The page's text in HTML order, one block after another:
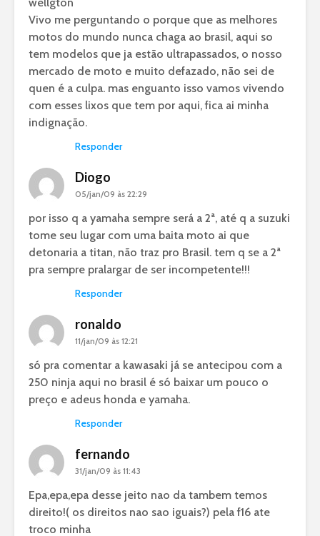
Vivo me perguntando o porque que as melhores
motos do mundo nunca chaga ao brasil, aqui so
tem modelos que ja estão ultrapassados, o nosso
mercado de moto e muito defazado, não sei de
quen é a culpa. mas enguanto isso vamos vivendo
com esses lixos que tem por aqui, fica ai minha
indignação.
Responder
Diogo
05/jan/09 às 22:29
por isso q a yamaha sempre será a 2ª, até q a suzuki
tome seu lugar com uma baita moto ai que
detonaria a titan, não traz pro Brasil. tem q se a 2ª
pra sempre pralargar de ser incompetente!!!
Responder
ronaldo
11/jan/09 às 12:21
só pra comentar a kawasaki já se antecipou com a
250 ninja aqui no brasil é só baixar um pouco o
preço e adeus honda e yamaha.
Responder
fernando
31/jan/09 às 11:43
Epa,epa,epa desse jeito nao da tambem temos
direito!( os direitos nao sao iguais?) pela f16 ate
troco minha